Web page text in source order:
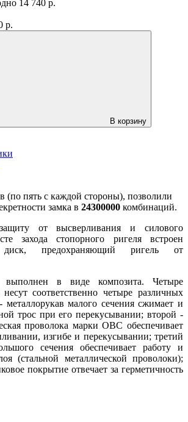
14 740 р.
р.
В корзину
(по пять с каждой стороны), позволили
замка в 24300000 комбинаций.
от высверливания и силового
захода стопорного ригеля встроен
диск, предохраняющий ригель от
в виде композита. Четыре
соответственно четыре различных
малого сечения сжимает и
трос при его перекусывании; второй -
проволока марки ОВС обеспечивает
изгибе и перекусывании; третий
сечения обеспечивает работу и
(стальной металлической проволоки);
покрытие отвечает за герметичность